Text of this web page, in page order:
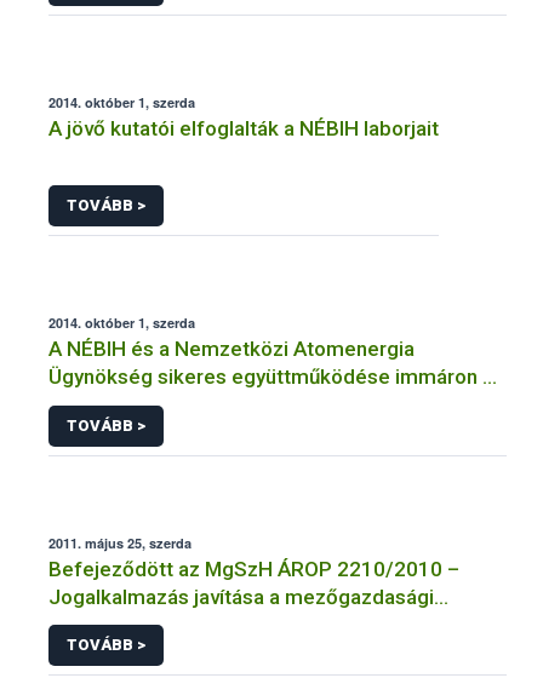
2014. október 1, szerda
A jövő kutatói elfoglalták a NÉBIH laborjait
TOVÁBB >
2014. október 1, szerda
A NÉBIH és a Nemzetközi Atomenergia
Ügynökség sikeres együttműködése immáron 8
éve tart
TOVÁBB >
2011. május 25, szerda
Befejeződött az MgSzH ÁROP 2210/2010 –
Jogalkalmazás javítása a mezőgazdasági
szakigazgatásban című projekt
megvalósulásának első üteme
TOVÁBB >